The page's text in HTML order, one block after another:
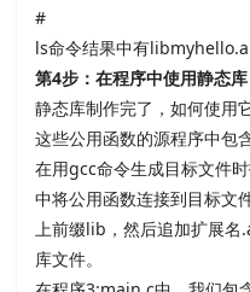
#
ls命令结果中有libmyhello.a
第4步：在程序中使用静态库
静态库制作完了，如何使用
这些公用函数的源程序中包
在用gcc命令生成目标文件
中将公用函数连接到目标文
上前缀lib，然后追加扩展名
库文件。